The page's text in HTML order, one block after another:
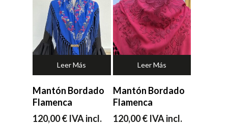
Leer Más
Mantón Bordado
Flamenca
120,00€ IVA incl.
Leer Más
Mantón Bordado
Flamenca
120,00€ IVA incl.